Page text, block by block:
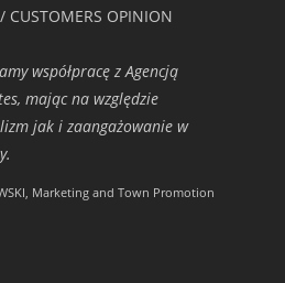
CUSTOMERS OPINION
współpracę z Agencją
mając na względzie
jak i zaangażowanie w
Marketing and Town Promotion